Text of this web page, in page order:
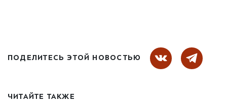
ПОДЕЛИТЕСЬ ЭТОЙ НОВОСТЬЮ
ЧИТАЙТЕ ТАКЖЕ